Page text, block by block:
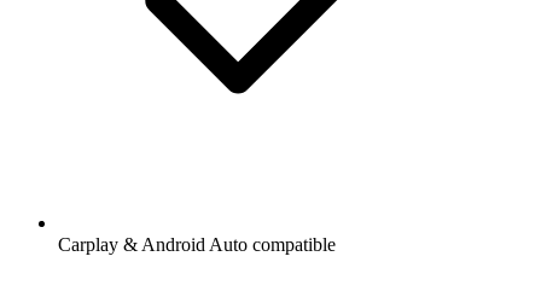
Carplay & Android Auto compatible